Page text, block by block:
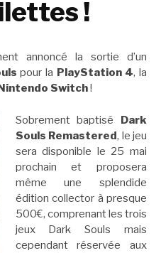
!
annoncé la sortie d’un
pour la PlayStation 4, la
Switch!
Sobrement baptisé Dark
Souls Remastered, le jeu
sera disponible le 25 mai
prochain et proposera
même une splendide
édition collector à presque
500€, comprenant les trois
jeux Dark Souls mais
cependant réservée aux